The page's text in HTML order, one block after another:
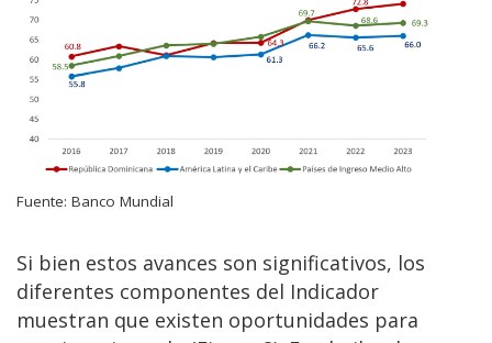
Fuente: Banco Mundial
Si bien estos avances son significativos, los
diferentes componentes del Indicador
muestran que existen oportunidades para